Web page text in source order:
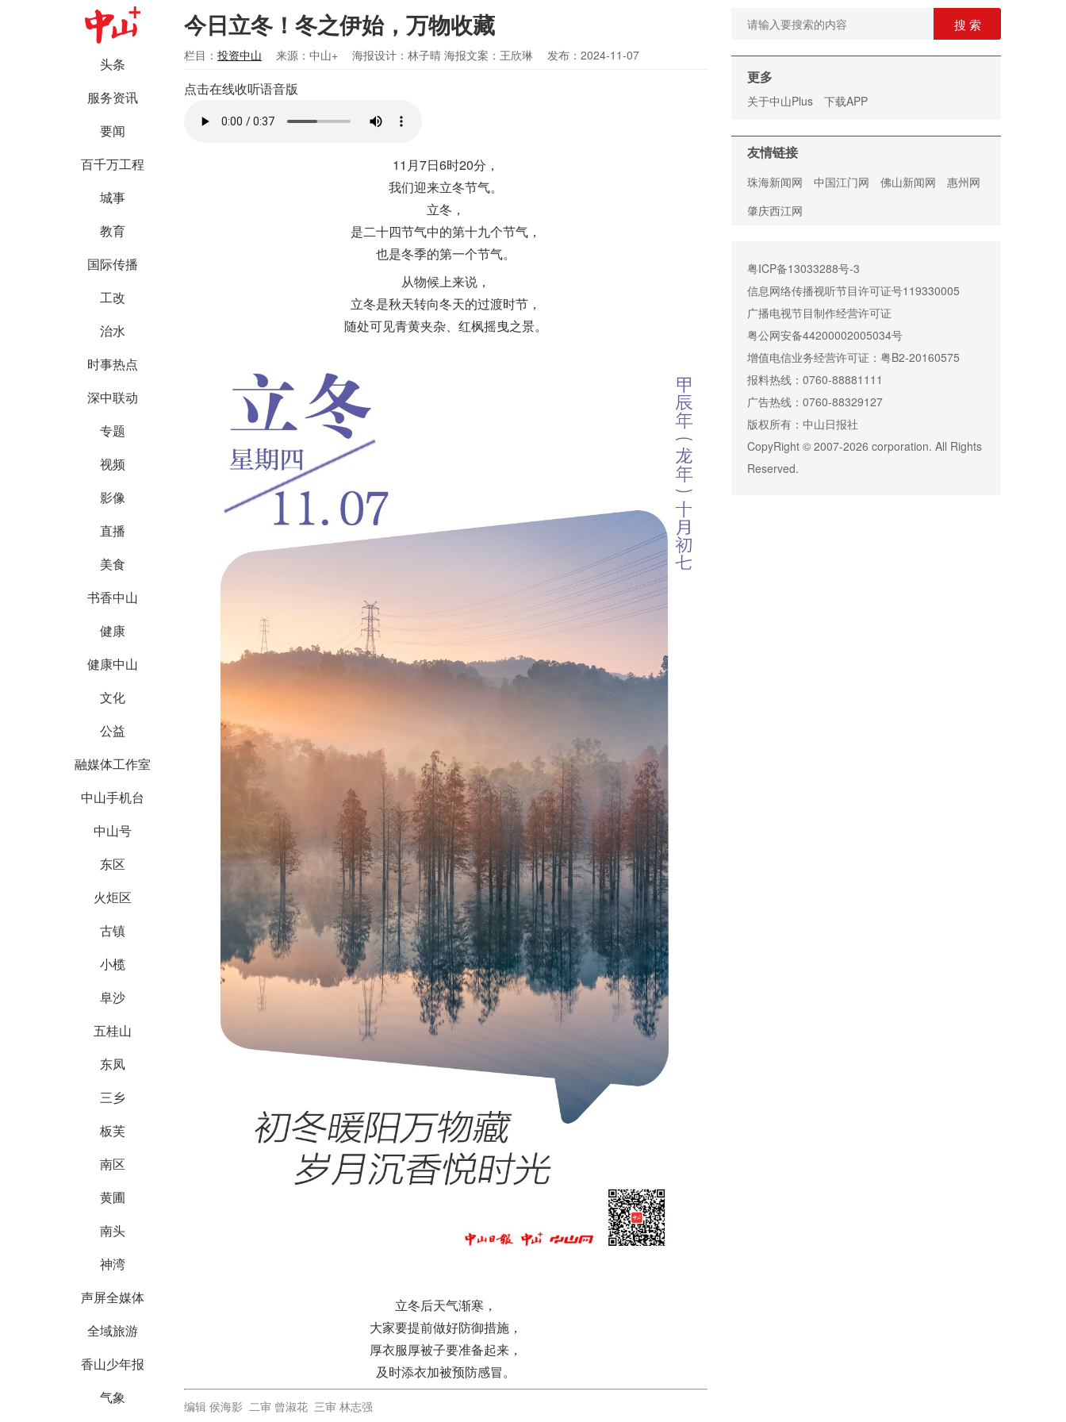
头条
服务资讯
要闻
百千万工程
城事
教育
国际传播
工改
治水
时事热点
深中联动
专题
视频
影像
直播
美食
书香中山
健康
健康中山
文化
公益
融媒体工作室
中山手机台
中山号
东区
火炬区
古镇
小榄
阜沙
五桂山
东凤
三乡
板芙
南区
黄圃
南头
神湾
声屏全媒体
全域旅游
香山少年报
气象
今日立冬！冬之伊始，万物收藏
栏目： 投资中山 来源：中山+ 海报设计：林子晴 海报文案：王欣琳 发布：2024-11-07
点击在线收听语音版
11月7日6时20分，
我们迎来立冬节气。
立冬，
是二十四节气中的第十九个节气，
也是冬季的第一个节气。
从物候上来说，
立冬是秋天转向冬天的过渡时节，
随处可见青黄夹杂、红枫摇曳之景。
立冬后天气渐寒，
大家要提前做好防御措施，
厚衣服厚被子要准备起来，
及时添衣加被预防感冒。
编辑 侯海影 二审 曾淑花 三审 林志强
搜 索
更多
关于中山Plus 下载APP
友情链接
珠海新闻网 中国江门网 佛山新闻网
惠州网
肇庆西江网
粤ICP备13033288号-3
信息网络传播视听节目许可证号119330005
广播电视节目制作经营许可证
粤公网安备44200002005034号
增值电信业务经营许可证：粤B2-20160575
报料热线：0760-88881111
广告热线：0760-88329127
版权所有：中山日报社
CopyRight © 2007-2026 corporation. All Rights
Reserved.